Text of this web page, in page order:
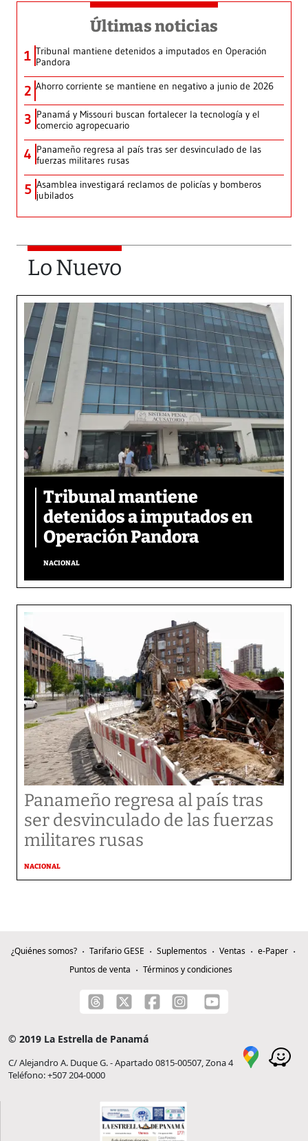
Últimas noticias
1 Tribunal mantiene detenidos a imputados en Operación
Pandora
2 Ahorro corriente se mantiene en negativo a junio de 2026
3 Panamá y Missouri buscan fortalecer la tecnología y el
comercio agropecuario
4 Panameño regresa al país tras ser desvinculado de las
fuerzas militares rusas
5 Asamblea investigará reclamos de policías y bomberos
jubilados
Lo Nuevo
Tribunal mantiene
detenidos a imputados en
Operación Pandora
NACIONAL
Panameño regresa al país tras
ser desvinculado de las fuerzas
militares rusas
NACIONAL
¿Quiénes somos? Tarifario GESE Suplementos Ventas
e-Paper
Puntos de venta
Términos y condiciones
© 2019 La Estrella de Panamá
C/ Alejandro A. Duque G. - Apartado 0815-00507, Zona 4
Teléfono: +507 204-0000